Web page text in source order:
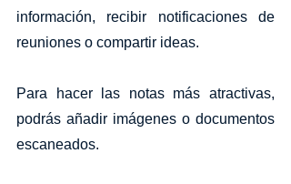
información, recibir notificaciones de
reuniones o compartir ideas.
Para hacer las notas más atractivas,
podrás añadir imágenes o documentos
escaneados.